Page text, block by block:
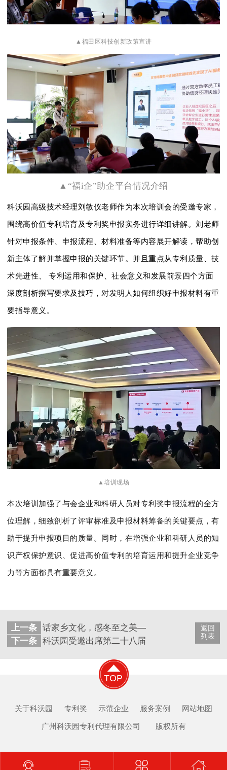
▲福田区科技创新政策宣讲
▲“福i企”助企平台情况介绍
科沃园高级技术经理刘敏仪老师作为本次培训会的受邀专家，
围绕高价值专利培育及专利奖申报实务进行详细讲解。刘老师
针对申报条件、申报流程、材料准备等内容展开解读，帮助创
新主体了解并掌握申报的关键环节。并且重点从专利质量、技
术先进性、 专利运用和保护、社会意义和发展前景四个方面
深度剖析撰写要求及技巧，对发明人如何组织好申报材料有重
要指导意义。
▲培训现场
本次培训加强了与会企业和科研人员对专利奖申报流程的全方
位理解，细致剖析了评审标准及申报材料筹备的关键要点，有
助于提升申报项目的质量。同时，在增强企业和科研人员的知
识产权保护意识、促进高价值专利的培育运用和提升企业竞争
力等方面都具有重要意义。
返回
列表
上一条 话家乡文化，感冬至之美——记科沃园2024年冬
下一条 科沃园受邀出席第二十八届全国发明展览会颁奖
TOP
关于科沃园 专利奖 示范企业 服务案例 网站地图
广州科沃园专利代理有限公司 版权所有